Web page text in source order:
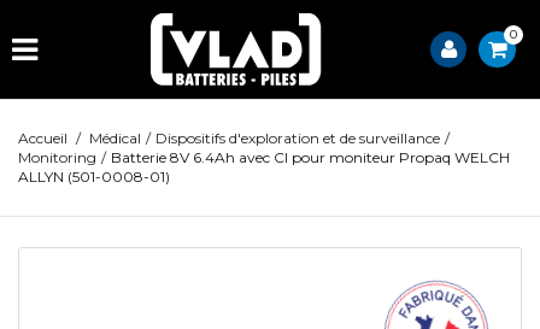
0
Accueil / Médical / Dispositifs d'exploration et de surveillance /
Monitoring / Batterie 8V 6.4Ah avec CI pour moniteur Propaq WELCH
ALLYN (501-0008-01)